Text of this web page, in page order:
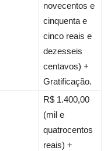
novecentos e
cinquenta e
cinco reais e
dezesseis
centavos) +
Gratificação.
R$ 1.400,00
(mil e
quatrocentos
reais) +